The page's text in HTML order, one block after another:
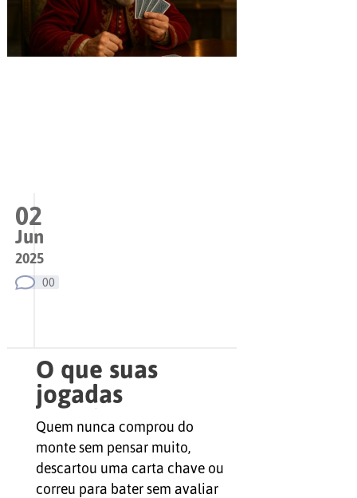
02
Jun
2025
00
O que suas
jogadas
impulsivas
revelam sobre
você na Tranca
Quem nunca comprou do
monte sem pensar muito,
descartou uma carta chave ou
correu para bater sem avaliar